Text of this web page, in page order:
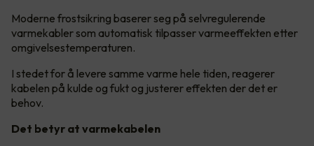
Moderne frostsikring baserer seg på selvregulerende
varmekabler som automatisk tilpasser varmeeffekten etter
omgivelsestemperaturen.
I stedet for å levere samme varme hele tiden, reagerer
kabelen på kulde og fukt og justerer effekten der det er
behov.
Det betyr at varmekabelen